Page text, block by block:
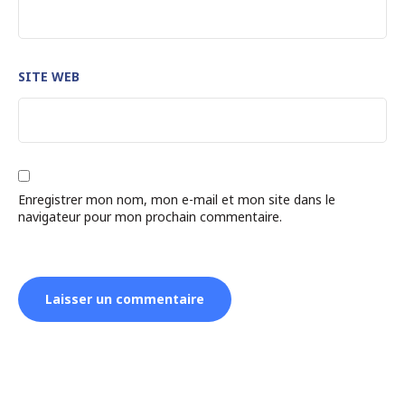
SITE WEB
Enregistrer mon nom, mon e-mail et mon site dans le
navigateur pour mon prochain commentaire.